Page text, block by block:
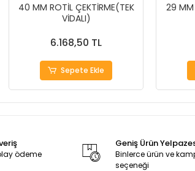
40 MM ROTİL ÇEKTİRME(TEK
VİDALI)
6.168,50 TL
Sepete Ekle
29 MM
ödeme
Geniş Ürün
Binlerce ürün ve
seçeneği